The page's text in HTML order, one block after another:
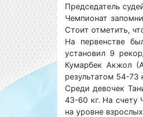
Председатель
Чемпионат
Стоит отметить,
На первенстве
установил 9
Кумарбек Акжол
результатом 54-73
Среди девочек
43-60 кг. На счету
на уровне